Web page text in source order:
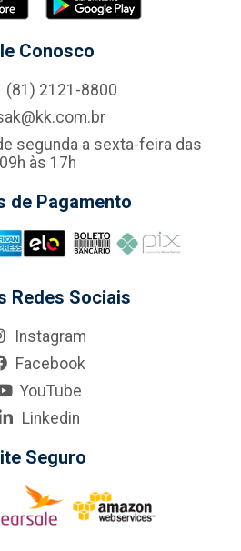
Conosco
(81) 2121-8800
segunda a sexta-feira das
09h às 17h
de Pagamento
Redes Sociais
Instagram
Facebook
YouTube
Linkedin
Seguro